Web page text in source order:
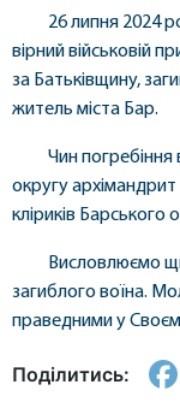
26 липня 2024
вірний військовій
за Батьківщину,
житель міста Бар.
Чин погребіння
округу
кліриків Барського
Висловлюємо
загиблого воїна.
праведними у
Поділитись: